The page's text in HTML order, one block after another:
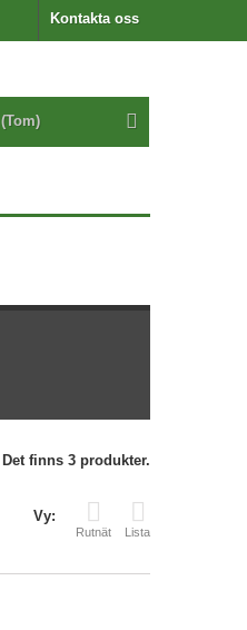
Kontakta oss
(Tom)
Det finns 3 produkter.
Vy:
Rutnät Lista